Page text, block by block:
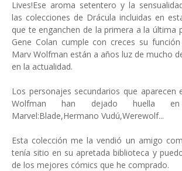
Lives!Ese aroma setentero y la
las colecciones de Drácula incluidas en
que te enganchen de la primera a la última
Gene Colan cumple con creces su
Marv Wolfman están a años luz de mucho
en la actualidad.
Los personajes secundarios que aparecen
Wolfman han dejado huella
Marvel:Blade,Hermano Vudú,Werewolf...
Esta colección me la vendió un amigo
tenía sitio en su apretada biblioteca y
de los mejores cómics que he comprado.